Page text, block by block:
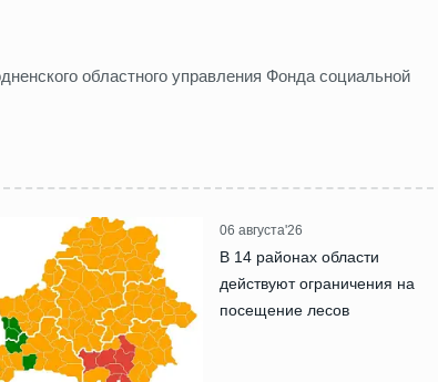
областного управления Фонда социальной
06 августа'26
В 14 районах области
действуют ограничения на
посещение лесов